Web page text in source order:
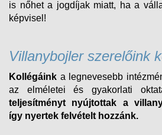
is nőhet a jogdíjak miatt, ha a
képvisel!
Villanybojler szerelőink
Kollégáink a legnevesebb
az elméletei és gyakorlati
teljesítményt nyújtottak a
így nyertek felvételt hozzánk.